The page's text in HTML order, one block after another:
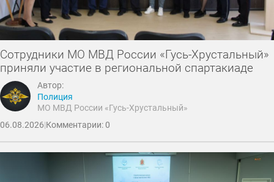
Сотрудники МО МВД России «Гусь-Хрустальный»
приняли участие в региональной спартакиаде
Автор:
Полиция
МО МВД России «Гусь-Хрустальный»
06.08.2026|Комментарии: 0